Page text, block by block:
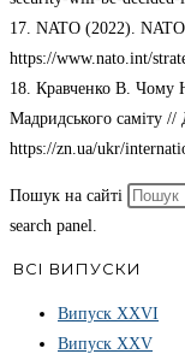
17. NATO (2022).
https://www.nato.int/
18. Кравченко В. Чому
Мадридського саміту
https://zn.ua/ukr/
Пошук на сайті
search panel.
ВСІ ВИПУСКИ
Випуск ХХVІ
Випуск XXV